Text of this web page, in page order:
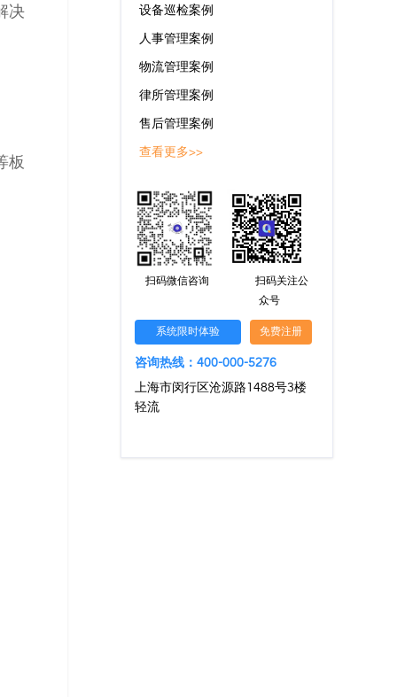
决
板
设备巡检案例
人事管理案例
物流管理案例
律所管理案例
售后管理案例
查看更多>>
扫码微信咨询
扫码关注公
众号
系统限时体验 免费注册
咨询热线：400-000-5276
上海市闵行区沧源路1488号3楼
轻流